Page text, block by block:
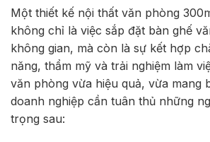
Một thiết kế nội thất văn phòng
không chỉ là việc sắp đặt bàn ghế
không gian, mà còn là sự kết hợp
năng, thẩm mỹ và trải nghiệm làm
văn phòng vừa hiệu quả, vừa mang
doanh nghiệp cần tuân thủ những
trọng sau: